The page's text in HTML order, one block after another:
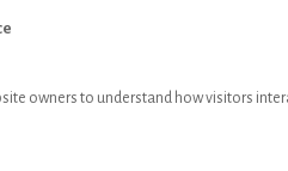
owners to understand how visitors